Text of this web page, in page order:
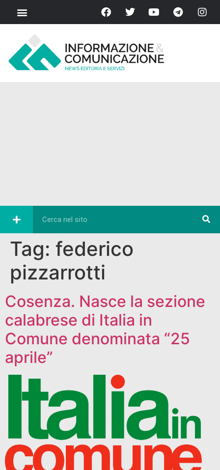
Tag: federico
pizzarrotti
Cosenza. Nasce la sezione
calabrese di Italia in
Comune denominata “25
aprile”